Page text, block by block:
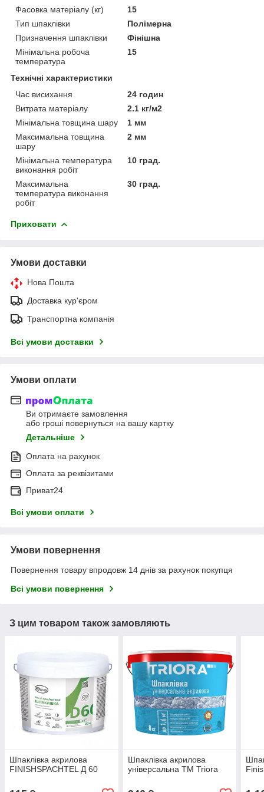
Фасовка матеріалу (кг)
15
Тип шпаклівки
Полімерна
Призначення шпаклівки
Фінішна
Мінімальна робоча
температура
15
Технічні характеристики
Час висихання
24 годин
Витрата матеріалу
2.1 кг/м2
Мінімальна товщина шару
1 мм
Максимальна товщина
шару
2 мм
Мінімальна температура
виконання робіт
10 град.
Максимальна
температура виконання
робіт
30 град.
Приховати
Умови доставки
Нова Пошта
Доставка кур'єром
Транспортна компанія
Всі умови доставки
Умови оплати
Ви отримаєте замовлення
або гроші повернуться на вашу картку
Детальніше
Оплата на рахунок
Оплата за реквізитами
Приват24
Всі умови оплати
Умови повернення
Повернення товару впродовж 14 днів за рахунок покупця
Всі умови повернення
З цим товаром також замовляють
Шпаклівка акрилова
FINISHSPACHTEL Д 60
Шпаклівка акрилова
універсальна ТМ Triora